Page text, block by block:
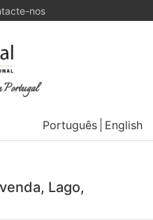
nos
Portugal
Português English
Lago,